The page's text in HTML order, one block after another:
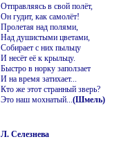
Отправляясь в свой полёт,
Он гудит, как самолёт!
Пролетая над полями,
Над душистыми цветами,
Собирает с них пыльцу
И несёт её к крыльцу.
Быстро в норку заползает
И на время затихает...
Кто же этот странный зверь?
Это наш мохнатый... (Шмель)
Л. Селезнева